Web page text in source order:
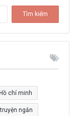
m
k
h
o
chí minh
truyện ngắn